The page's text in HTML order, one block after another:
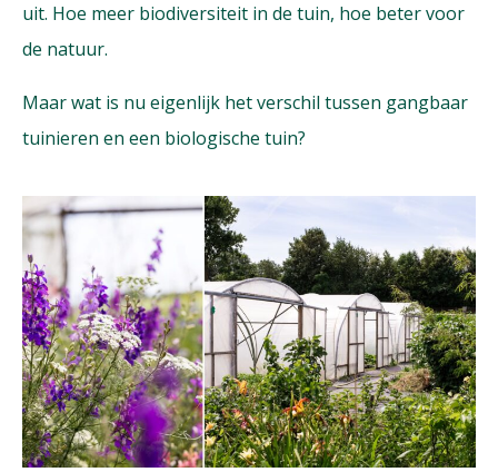
uit. Hoe meer biodiversiteit in de tuin, hoe beter voor
de natuur.
Maar wat is nu eigenlijk het verschil tussen gangbaar
tuinieren en een biologische tuin?